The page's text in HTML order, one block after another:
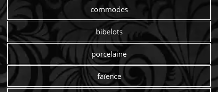
commodes
bibelots
porcelaine
faïence